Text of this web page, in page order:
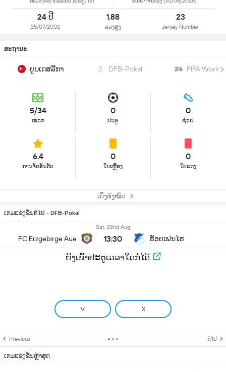
24 ປີ
25/07/2002
1.88
ລວງສູງ
23
Jersey Number
ສະຖານະ
ບູນເດສລີກາ DFB-Pokal FIFA World
5/34
ໜວກ
0
ປະຕູ
0
ຊ່ວຍ
6.4
ການຈັດອັນດັບ
0
ໃບເຫຼືອງ
0
ໃບແດງ
ເບິ່ງທັງໝົດ
ເກມແຂ່ງຂັນຕໍ່ໄປ - DFB-Pokal
FC Erzgebirge Aue
Sat, 22nd Aug
13:30 ຮັອບເຟນໄຮ
ຍິງເຂົ້າປະຕູເວລາໃດກໍໄດ້
V X
Previous ຕໍ່ໄປ
ເກມແຂ່ງຂັນຫຼ້າສຸດ